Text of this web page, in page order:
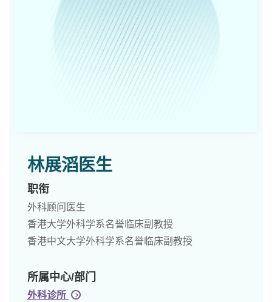
林展滔医生
职衔
外科顾问医生
香港大学外科学系名誉临床副教授
香港中文大学外科学系名誉临床副教授
所属中心/部门
外科诊所